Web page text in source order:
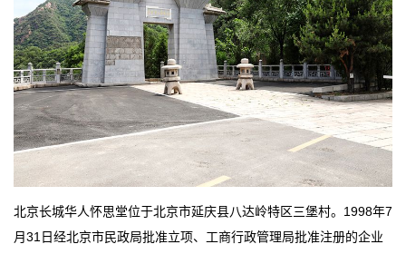
北京长城华人怀思堂位于北京市延庆县八达岭特区三堡村。1998年7
月31日经北京市民政局批准立项、工商行政管理局批准注册的企业